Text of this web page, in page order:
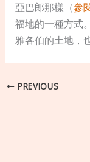
亞巴郎那樣（參
福地的一種方式
雅各伯的土地，
PREVIOUS